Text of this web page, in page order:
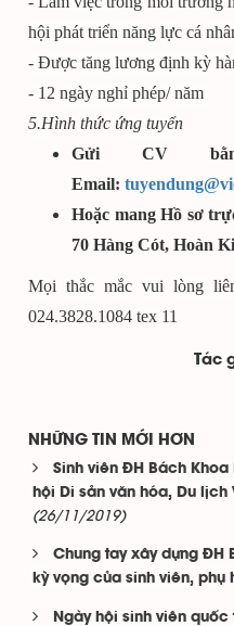
hội phát triển năng lực cá
- Được tăng lương định kỳ
- 12 ngày nghỉ phép/ năm
5.Hình thức ứng tuyển
Gửi CV
Email:
Hoặc mang Hồ sơ
70 Hàng Cót, Hoàn
Mọi thắc mắc vui lòng
024.3828.1084 tex 11
Tác
NHỮNG TIN MỚI HƠN
Sinh viên ĐH Bách
hội Di sản văn hóa, Du lịch
(26/11/2019)
Chung tay xây dựng ĐH
kỳ vọng của sinh viên, phụ
Ngày hội sinh viên